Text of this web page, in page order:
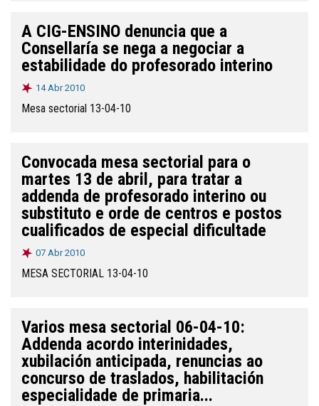
A CIG-ENSINO denuncia que a
Consellaría se nega a negociar a
estabilidade do profesorado interino
14 Abr 2010
Mesa sectorial 13-04-10
Convocada mesa sectorial para o
martes 13 de abril, para tratar a
addenda de profesorado interino ou
substituto e orde de centros e postos
cualificados de especial dificultade
07 Abr 2010
MESA SECTORIAL 13-04-10
Varios mesa sectorial 06-04-10:
Addenda acordo interinidades,
xubilación anticipada, renuncias ao
concurso de traslados, habilitación
especialidade de primaria...